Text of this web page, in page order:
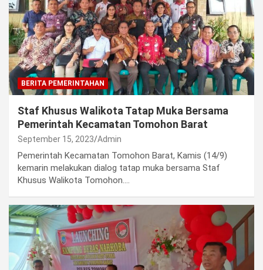
BERITA PEMERINTAHAN
Staf Khusus Walikota Tatap Muka Bersama
Pemerintah Kecamatan Tomohon Barat
September 15, 2023 Admin
Pemerintah Kecamatan Tomohon Barat, Kamis (14/9)
kemarin melakukan dialog tatap muka bersama Staf
Khusus Walikota Tomohon.…